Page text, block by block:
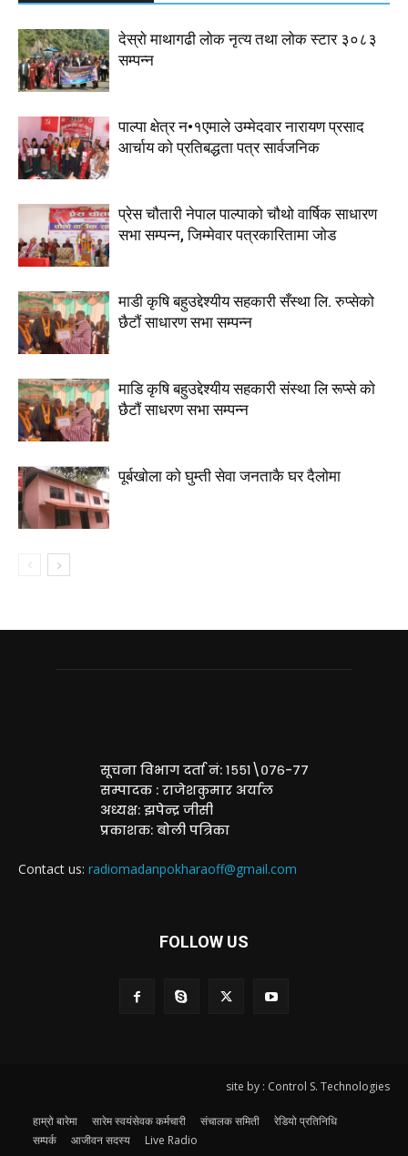
देस्राे माथागढी लाेक नृत्य तथा लाेक स्टार ३०८३
सम्पन्न
पाल्पा क्षेत्र न•१एमाले उम्मेदवार नारायण प्रसाद
आर्चाय काे प्रतिबद्धता पत्र सार्वजनिक
प्रेस चौतारी नेपाल पाल्पाको चौथो वार्षिक साधारण
सभा सम्पन्न, जिम्मेवार पत्रकारितामा जोड
माडी कृषि बहुउद्देश्यीय सहकारी सँस्था लि. रुप्सेको
छैटाैं साधारण सभा सम्पन्न
माडि कृषि बहुउद्देश्यीय सहकारी संस्था लि रूप्से काे
छैटाैं साधरण सभा सम्पन्न
पूर्बखाेला काे घुम्ती सेवा जनताकै घर दैलाेमा
सूचना विभाग दर्ता नं: १५५१\०७६-७७
सम्पादक : राजेशकुमार अर्याल
अध्यक्ष: झपेन्द्र जीसी
प्रकाशक: बोली पत्रिका
Contact us: radiomadanpokharaoff@gmail.com
FOLLOW US
site by : Control S. Technologies
हाम्रो बारेमा सारेम स्वयंसेवक कर्मचारी संचालक समिती
रेडियो प्रतिनिधि
सम्पर्क
आजीवन सदस्य Live Radio